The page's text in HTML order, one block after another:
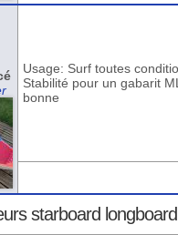
Usage: Surf toutes
Stabilité pour un gabarit
bonne
starboard